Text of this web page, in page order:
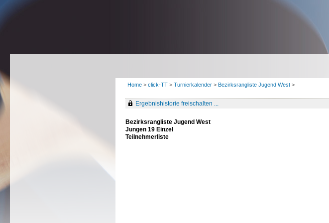
Home > click-TT > Turnierkalender > Bezirksrangliste Jugend West >
Ergebnishistorie freischalten ...
Bezirksrangliste Jugend West
Jungen 19 Einzel
Teilnehmerliste